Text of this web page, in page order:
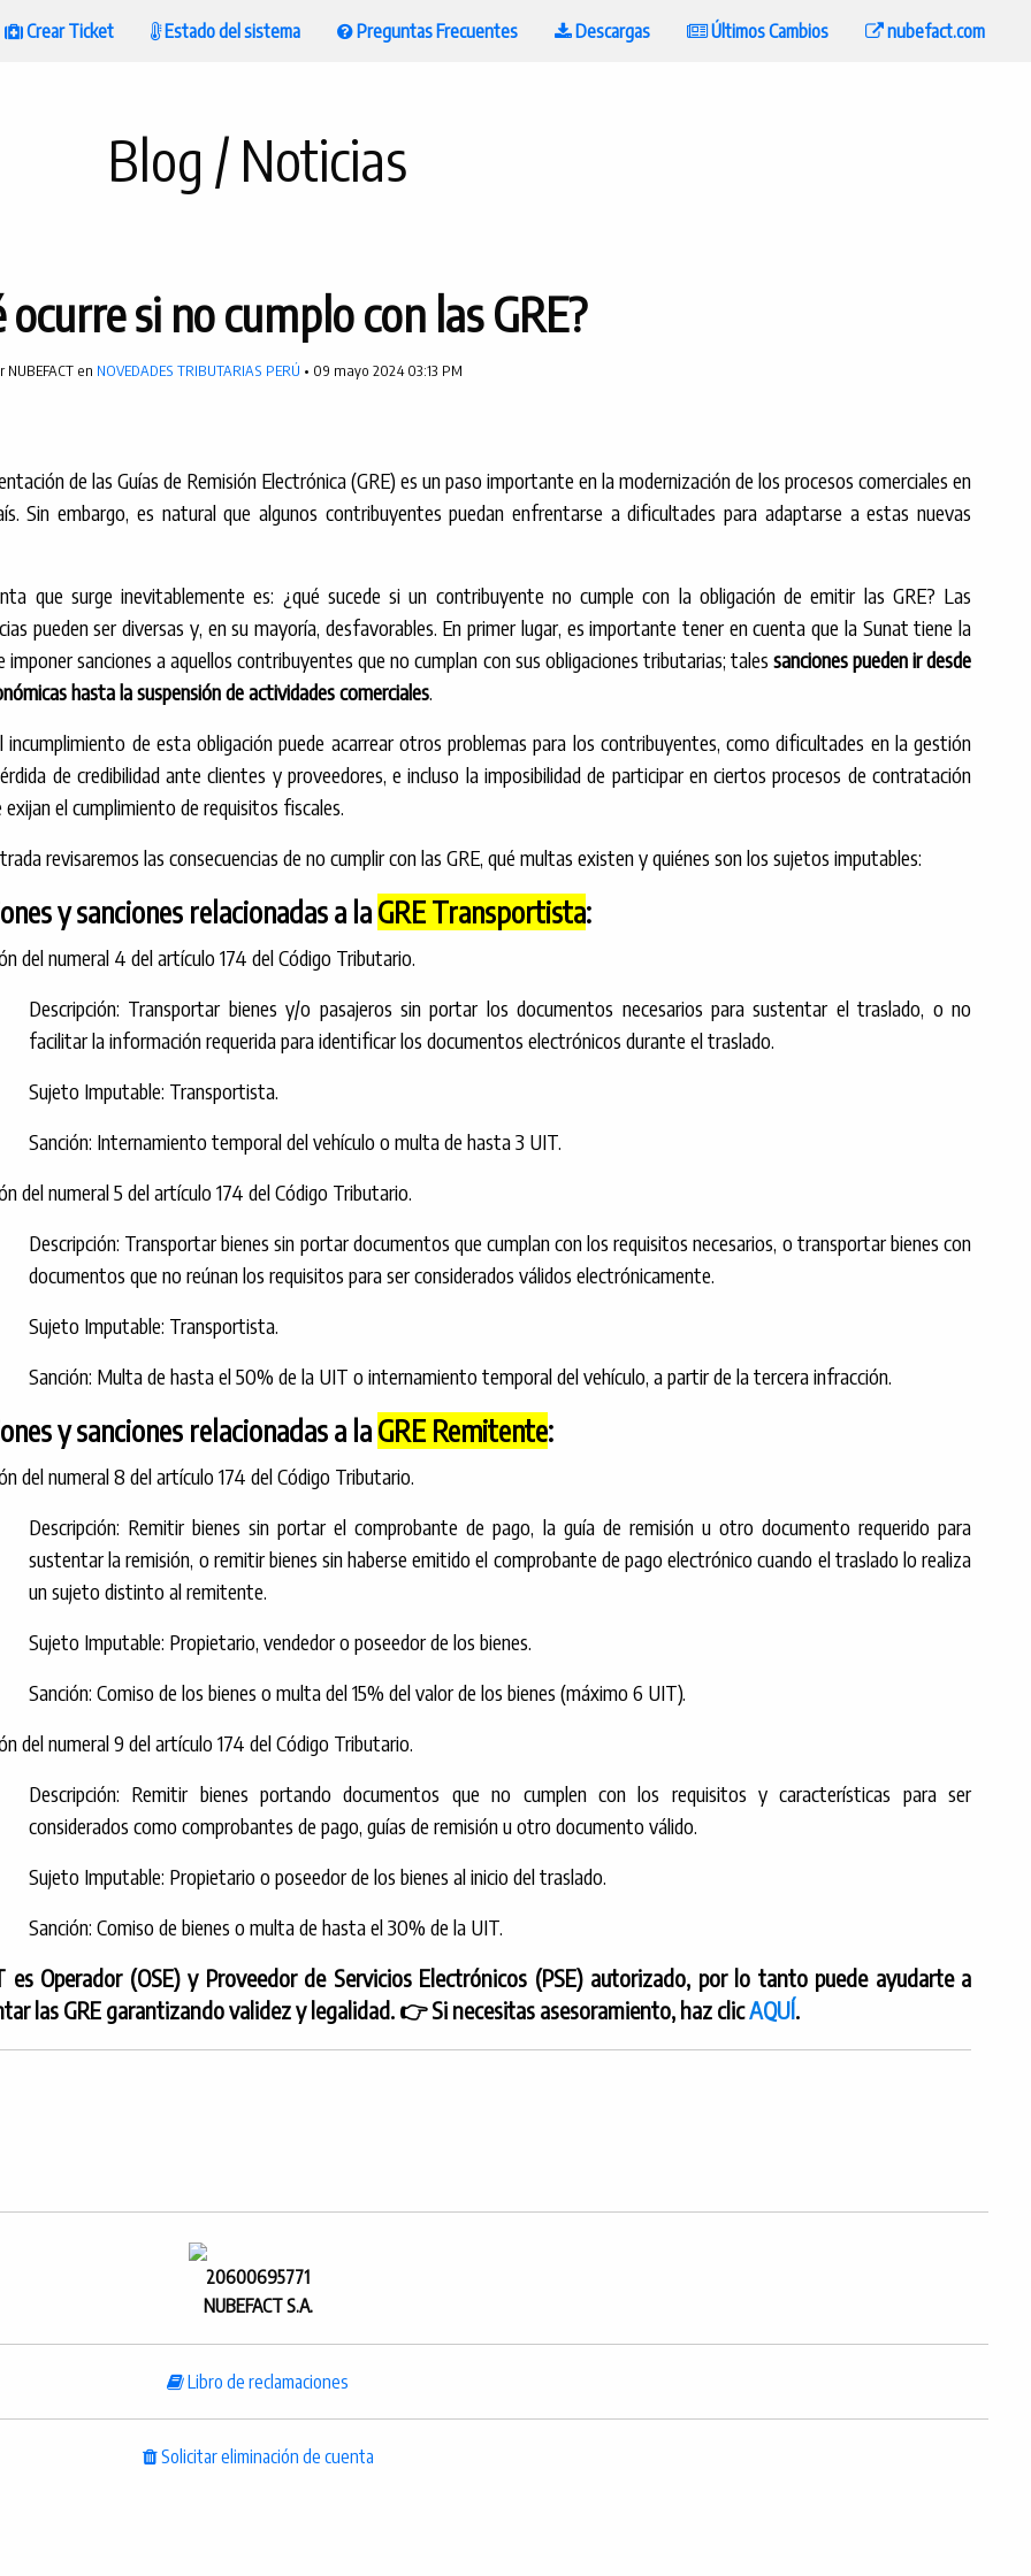
Crear Ticket Estado del sistema Preguntas Frecuentes Descargas Últimos Cambios nubefact.com
Blog / Noticias
ocurre si no cumplo con las GRE?
en NOVEDADES TRIBUTARIAS PERÚ • 09 mayo 2024 03:13 PM
de las Guías de Remisión Electrónica (GRE) es un paso importante en la modernización de los procesos comerciales en
Sin embargo, es natural que algunos contribuyentes puedan enfrentarse a dificultades para adaptarse a estas nuevas
que surge inevitablemente es: ¿qué sucede si un contribuyente no cumple con la obligación de emitir las GRE? Las
pueden ser diversas y, en su mayoría, desfavorables. En primer lugar, es importante tener en cuenta que la Sunat tiene la
imponer sanciones a aquellos contribuyentes que no cumplan con sus obligaciones tributarias; tales sanciones pueden ir desde
hasta la suspensión de actividades comerciales.
incumplimiento de esta obligación puede acarrear otros problemas para los contribuyentes, como dificultades en la gestión
de credibilidad ante clientes y proveedores, e incluso la imposibilidad de participar en ciertos procesos de contratación
exijan el cumplimiento de requisitos fiscales.
revisaremos las consecuencias de no cumplir con las GRE, qué multas existen y quiénes son los sujetos imputables:
y sanciones relacionadas a laGRE Transportista:
del numeral 4 del artículo 174 del Código Tributario.
Descripción: Transportar bienes y/o pasajeros sin portar los documentos necesarios para sustentar el traslado, o no
facilitar la información requerida para identificar los documentos electrónicos durante el traslado.
Sujeto Imputable: Transportista.
Sanción: Internamiento temporal del vehículo o multa de hasta 3 UIT.
del numeral 5 del artículo 174 del Código Tributario.
Descripción: Transportar bienes sin portar documentos que cumplan con los requisitos necesarios, o transportar bienes con
documentos que no reúnan los requisitos para ser considerados válidos electrónicamente.
Sujeto Imputable: Transportista.
Sanción: Multa de hasta el 50% de la UIT o internamiento temporal del vehículo, a partir de la tercera infracción.
y sanciones relacionadas a laGRE Remitente:
del numeral 8 del artículo 174 del Código Tributario.
Descripción: Remitir bienes sin portar el comprobante de pago, la guía de remisión u otro documento requerido para
sustentar la remisión, o remitir bienes sin haberse emitido el comprobante de pago electrónico cuando el traslado lo realiza
un sujeto distinto al remitente.
Sujeto Imputable: Propietario, vendedor o poseedor de los bienes.
Sanción: Comiso de los bienes o multa del 15% del valor de los bienes (máximo 6 UIT).
del numeral 9 del artículo 174 del Código Tributario.
Descripción: Remitir bienes portando documentos que no cumplen con los requisitos y características para ser
considerados como comprobantes de pago, guías de remisión u otro documento válido.
Sujeto Imputable: Propietario o poseedor de los bienes al inicio del traslado.
Sanción: Comiso de bienes o multa de hasta el 30% de la UIT.
es Operador (OSE) y Proveedor de Servicios Electrónicos (PSE) autorizado, por lo tanto puede ayudarte a
las GRE garantizando validez y legalidad. 👉 Si necesitas asesoramiento, haz clicAQUÍ.
20600695771
NUBEFACT S.A.
Libro de reclamaciones
Solicitar eliminación de cuenta